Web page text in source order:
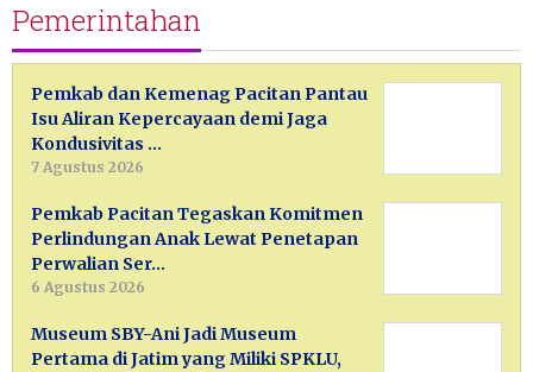
Pemerintahan
Pemkab dan Kemenag Pacitan Pantau
Isu Aliran Kepercayaan demi Jaga
Kondusivitas …
7 Agustus 2026
Pemkab Pacitan Tegaskan Komitmen
Perlindungan Anak Lewat Penetapan
Perwalian Ser…
6 Agustus 2026
Museum SBY-Ani Jadi Museum
Pertama di Jatim yang Miliki SPKLU,